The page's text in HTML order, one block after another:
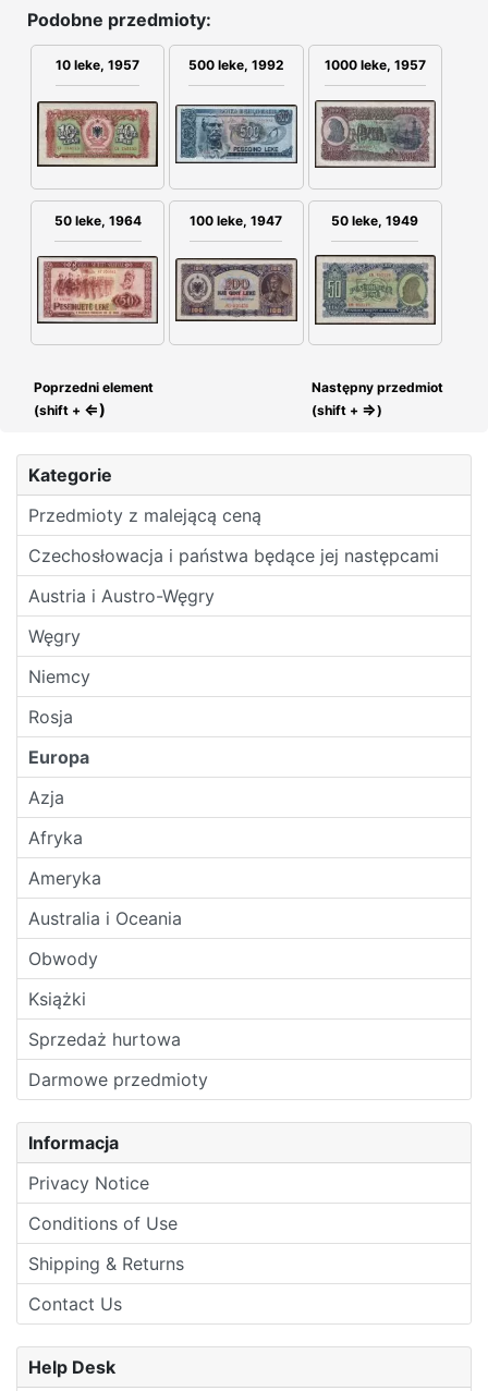
Kategorie
Przedmioty z malejącą ceną
Czechosłowacja i państwa będące jej następcami
Austria i Austro-Węgry
Węgry
Niemcy
Rosja
Europa
Azja
Afryka
Ameryka
Australia i Oceania
Obwody
Książki
Sprzedaż hurtowa
Darmowe przedmioty
Informacja
Privacy Notice
Conditions of Use
Shipping & Returns
Contact Us
Podobne przedmioty:
10 leke, 1957 500 leke, 1992 1000 leke, 1957
50 leke, 1964 100 leke, 1947 50 leke, 1949
Poprzedni element
(shift + ⇐)
Następny przedmiot
(shift + ⇒)
Help Desk